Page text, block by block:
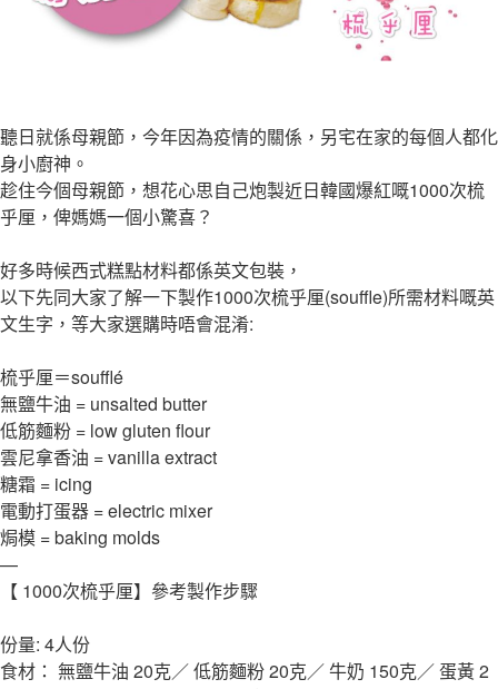
聽日就係母親節，今年因為疫情的關係，另宅在家的每個人都化
身小廚神。
趁住今個母親節，想花心思自己炮製近日韓國爆紅嘅1000次梳
乎厘，俾媽媽一個小驚喜？
好多時候西式糕點材料都係英文包裝，
以下先同大家了解一下製作1000次梳乎厘(souffle)所需材料嘅英
文生字，等大家選購時唔會混淆:
梳乎厘＝soufflé
無鹽牛油 = unsalted butter
低筋麵粉 = low gluten flour
雲尼拿香油 = vanilla extract
糖霜 = icing
電動打蛋器 = electric mixer
焗模 = baking molds
—
【 1000次梳乎厘】參考製作步驟
份量: 4人份
食材： 無鹽牛油 20克／ 低筋麵粉 20克／ 牛奶 150克／ 蛋黃 2